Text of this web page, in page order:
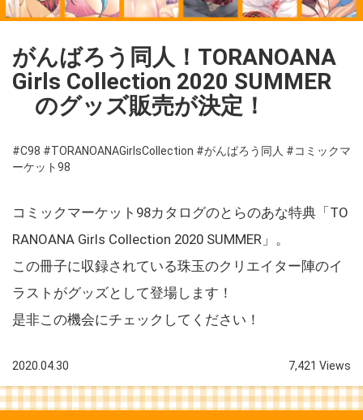
がんばろう同人！TORANOANA
Girls Collection 2020 SUMMER
のグッズ販売が決定！
#C98 #TORANOANAGirlsCollection #がんばろう同人 #コミックマ
ーケット98
コミックマーケット98カタログのとらのあな特典「TO
RANOANA Girls Collection 2020 SUMMER」。
この冊子に収録されている珠玉のクリエイター陣のイ
ラストがグッズとして登場します！
是非この機会にチェックしてください！
2020.04.30 7,421 Views